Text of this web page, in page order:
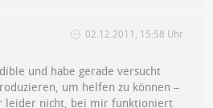
02.12.2011, 15:58 Uhr
und habe gerade versucht
um helfen zu können –
leider nicht, bei mir funktioniert